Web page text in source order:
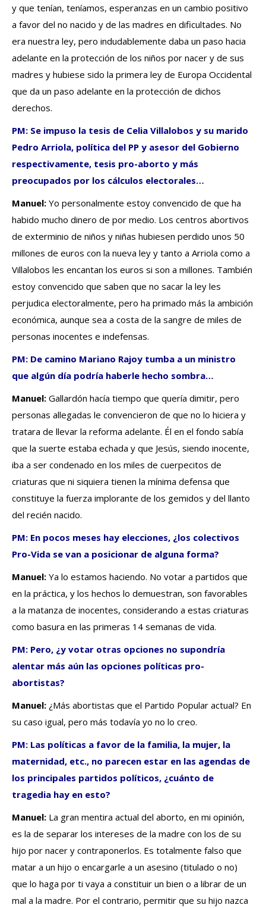
y que tenían, teníamos, esperanzas en un cambio positivo
a favor del no nacido y de las madres en dificultades. No
era nuestra ley, pero indudablemente daba un paso hacia
adelante en la protección de los niños por nacer y de sus
madres y hubiese sido la primera ley de Europa Occidental
que da un paso adelante en la protección de dichos
derechos.
PM: Se impuso la tesis de Celia Villalobos y su marido
Pedro Arriola, política del PP y asesor del Gobierno
respectivamente, tesis pro-aborto y más
preocupados por los cálculos electorales…
Manuel: Yo personalmente estoy convencido de que ha
habido mucho dinero de por medio. Los centros abortivos
de exterminio de niños y niñas hubiesen perdido unos 50
millones de euros con la nueva ley y tanto a Arriola como a
Villalobos les encantan los euros si son a millones. También
estoy convencido que saben que no sacar la ley les
perjudica electoralmente, pero ha primado más la ambición
económica, aunque sea a costa de la sangre de miles de
personas inocentes e indefensas.
PM: De camino Mariano Rajoy tumba a un ministro
que algún día podría haberle hecho sombra…
Manuel: Gallardón hacía tiempo que quería dimitir, pero
personas allegadas le convencieron de que no lo hiciera y
tratara de llevar la reforma adelante. Él en el fondo sabía
que la suerte estaba echada y que Jesús, siendo inocente,
iba a ser condenado en los miles de cuerpecitos de
criaturas que ni siquiera tienen la mínima defensa que
constituye la fuerza implorante de los gemidos y del llanto
del recién nacido.
PM: En pocos meses hay elecciones, ¿los colectivos
Pro-Vida se van a posicionar de alguna forma?
Manuel: Ya lo estamos haciendo. No votar a partidos que
en la práctica, y los hechos lo demuestran, son favorables
a la matanza de inocentes, considerando a estas criaturas
como basura en las primeras 14 semanas de vida.
PM: Pero, ¿y votar otras opciones no supondría
alentar más aún las opciones políticas pro-
abortistas?
Manuel: ¿Más abortistas que el Partido Popular actual? En
su caso igual, pero más todavía yo no lo creo.
PM: Las políticas a favor de la familia, la mujer, la
maternidad, etc., no parecen estar en las agendas de
los principales partidos políticos, ¿cuánto de
tragedia hay en esto?
Manuel: La gran mentira actual del aborto, en mi opinión,
es la de separar los intereses de la madre con los de su
hijo por nacer y contraponerlos. Es totalmente falso que
matar a un hijo o encargarle a un asesino (titulado o no)
que lo haga por ti vaya a constituir un bien o a librar de un
mal a la madre. Por el contrario, permitir que su hijo nazca